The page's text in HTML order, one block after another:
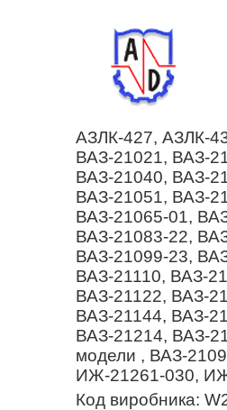
АЗЛК-427, АЗЛК-
ВАЗ-21021, ВАЗ-
ВАЗ-21040, ВАЗ-
ВАЗ-21051, ВАЗ-
ВАЗ-21065-01,
ВАЗ-21083-22,
ВАЗ-21099-23,
ВАЗ-21110, ВАЗ-
ВАЗ-21122, ВАЗ-
ВАЗ-21144, ВАЗ-
ВАЗ-21214, ВАЗ-
модели , ВАЗ-
ИЖ-21261-030,
Код виробника: